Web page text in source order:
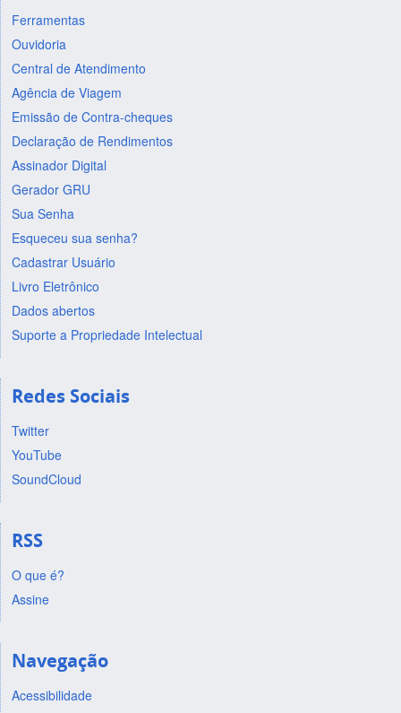
Ferramentas
Ouvidoria
Central de Atendimento
Agência de Viagem
Emissão de Contra-cheques
Declaração de Rendimentos
Assinador Digital
Gerador GRU
Sua Senha
Esqueceu sua senha?
Cadastrar Usuário
Livro Eletrônico
Dados abertos
Suporte a Propriedade Intelectual
Redes Sociais
Twitter
YouTube
SoundCloud
RSS
O que é?
Assine
Navegação
Acessibilidade